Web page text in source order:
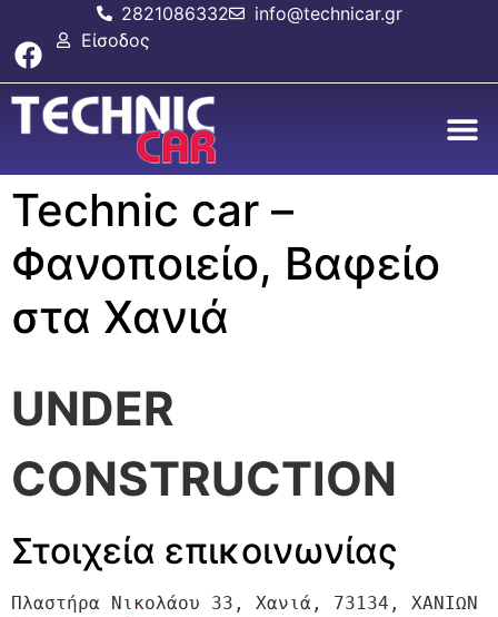
2821086332
info@technicar.gr
Είσοδος
Technic car –
Φανοποιείο, Βαφείο
στα Χανιά
UNDER
CONSTRUCTION
Στοιχεία επικοινωνίας